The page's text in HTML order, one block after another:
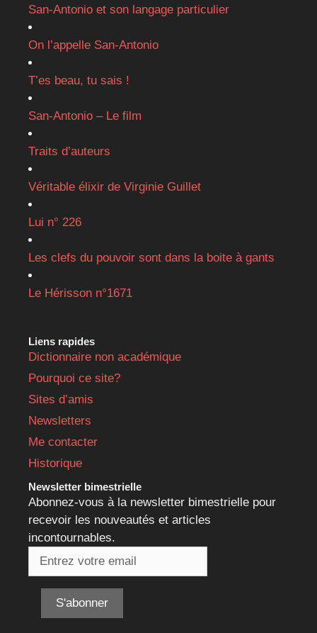
San-Antonio et son langage particulier
On l’appelle San-Antonio
T’es beau, tu sais !
San-Antonio – Le film
Traits d’auteurs
Véritable élixir de Virginie Guillet
Lui n° 226
Les clefs du pouvoir sont dans la boite à gants
Le Hérisson n°1671
Liens rapides
Dictionnaire non académique
Pourquoi ce site?
Sites d’amis
Newsletters
Me contacter
Historique
Newsletter bimestrielle
Abonnez-vous à la newsletter bimestrielle pour
recevoir les nouveautés et articles
incontournables.